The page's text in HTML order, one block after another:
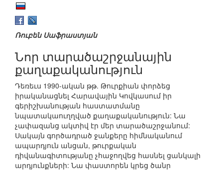
Ռուբեն Սաֆրաստյան
Նոր տարածաշրջանային
քաղաքականություն
Դեռեւս 1990-ական թթ. Թուրքիան փորձեց
իրականացնել Հարավային Կովկասում իր
գերիշխանության հաստատմանը
նպատակաուղղված քաղաքականություն: Նա
չափազանց ակտիվ էր մեր տարածաշրջանում:
Սակայն գործադրած ջանքերը հիմնականում
ապարդյուն անցան, թուրքական
դիվանագիտությանը չհաջողվեց հասնել ցանկալի
արդյունքների: Նա փաստորեն կրեց ծանր